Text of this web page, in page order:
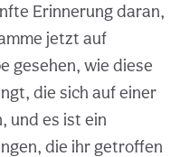
Erinnerung daran,
jetzt auf
gesehen, wie diese
die sich auf einer
und es ist ein
die ihr getroffen